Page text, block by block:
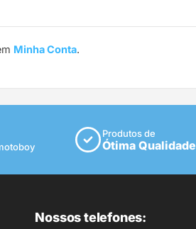
Minha Conta.
Produtos de
Ótima Qualidade
Nossos telefones: